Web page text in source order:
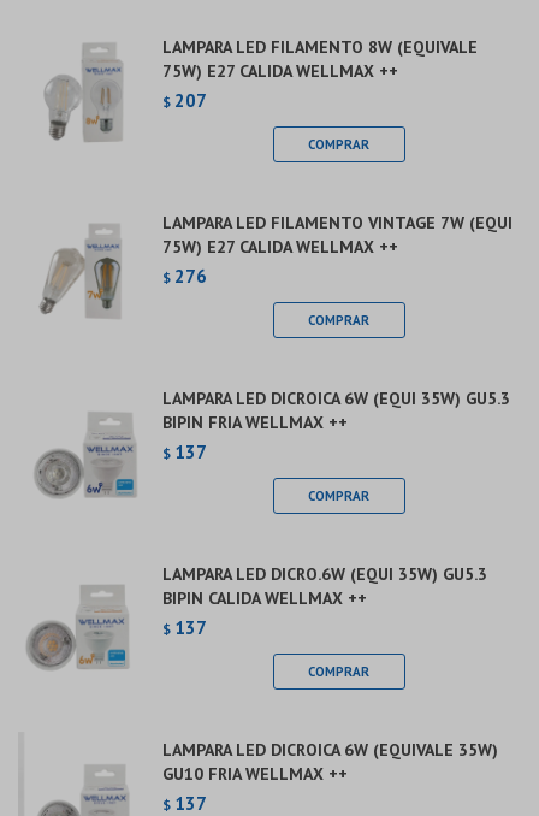
LAMPARA LED FILAMENTO 8W (EQUIVALE
75W) E27 CALIDA WELLMAX ++
$ 207
LAMPARA LED FILAMENTO VINTAGE 7W (EQUI
75W) E27 CALIDA WELLMAX ++
$ 276
LAMPARA LED DICROICA 6W (EQUI 35W) GU5.3
BIPIN FRIA WELLMAX ++
$ 137
LAMPARA LED DICRO.6W (EQUI 35W) GU5.3
BIPIN CALIDA WELLMAX ++
$ 137
LAMPARA LED DICROICA 6W (EQUIVALE 35W)
GU10 FRIA WELLMAX ++
$ 137